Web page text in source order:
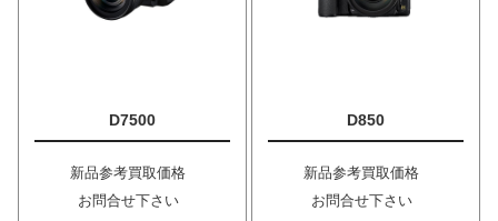
D7500
新品参考買取価格
お問合せ下さい
D850
新品参考買取価格
お問合せ下さい